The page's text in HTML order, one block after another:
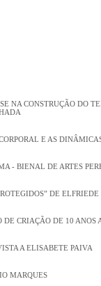
NA CONSTRUÇÃO DO
E AS
- BIENAL DE ARTES
DE
CRIAÇÃO DE 10
A ELISABETE PAIVA
MARQUES